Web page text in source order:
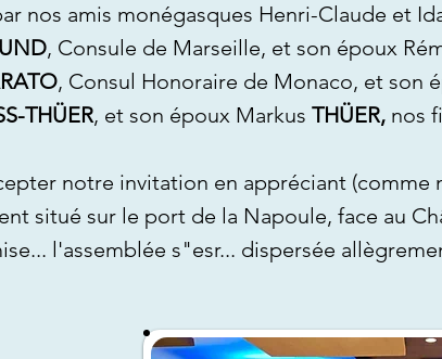
nos amis monégasques Henri-Claude et
, Consule de Marseille, et son époux
, Consul Honoraire de Monaco, et son
THÜER, et son époux Markus THÜER, nos
notre invitation en appréciant (comme
situé sur le port de la Napoule, face au
l'assemblée s"esr... dispersée